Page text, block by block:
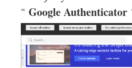
" Google Authenticator